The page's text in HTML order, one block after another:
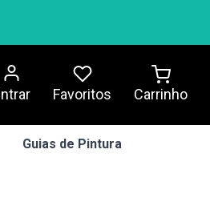
Favoritos Carrinho
Guias de Pintura